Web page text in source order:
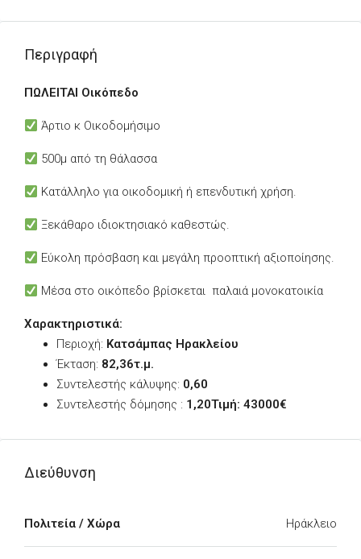
Περιγραφή
ΠΩΛΕΙΤΑΙ Oικόπεδο
Άρτιο κ Οικοδομήσιμο
500μ από τη θάλασσα
Κατάλληλο για οικοδομική ή επενδυτική χρήση.
Ξεκάθαρο ιδιοκτησιακό καθεστώς.
Εύκολη πρόσβαση και μεγάλη προοπτική αξιοποίησης.
Μέσα στο οικόπεδο βρίσκεται παλαιά μονοκατοικία
Χαρακτηριστικά:
Περιοχή: Κατσάμπας Ηρακλείου
Έκταση: 82,36τ.μ.
Συντελεστής κάλυψης: 0,60
Συντελεστής δόμησης : 1,20Τιμή: 43000€
Διεύθυνση
Πολιτεία / Χώρα Ηράκλειο